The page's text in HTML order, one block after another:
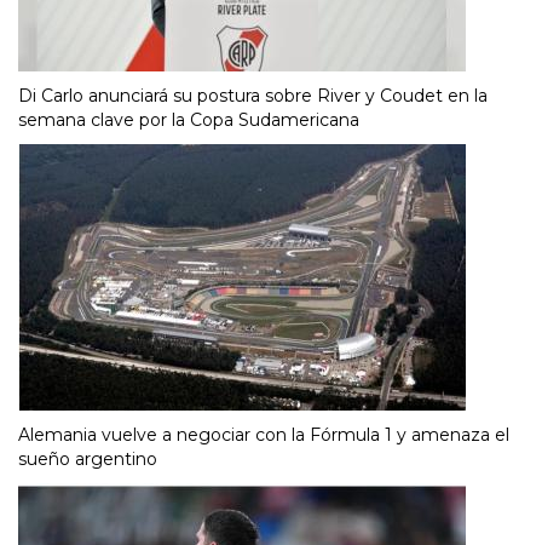
Di Carlo anunciará su postura sobre River y Coudet en la
semana clave por la Copa Sudamericana
Alemania vuelve a negociar con la Fórmula 1 y amenaza el
sueño argentino